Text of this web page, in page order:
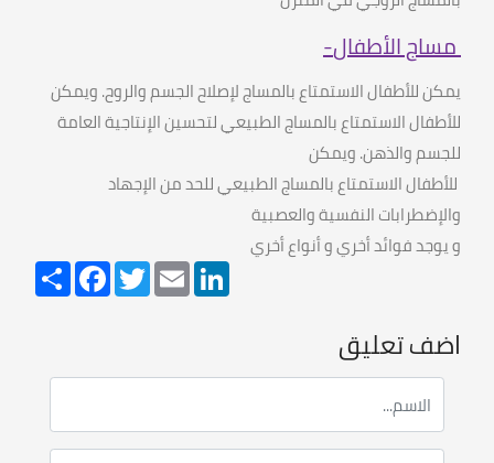
مساج الأطفال-
يمكن للأطفال الاستمتاع بالمساج لإصلاح الجسم والروح.ويمكن
للأطفال الاستمتاع بالمساج الطبيعي لتحسين الإنتاجية العامة
للجسم والذهن.ويمكن
للأطفال الاستمتاع بالمساج الطبيعي للحد من الإجهاد
والإضطرابات النفسية والعصبية
و يوجد فوائد أخري و أنواع أخري
Share
FacebookTwitterEmailLinkedIn
اضف تعليق